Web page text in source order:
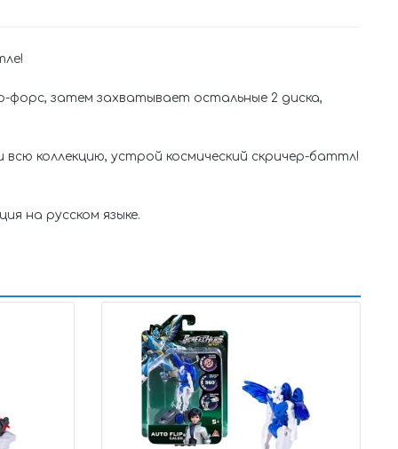
форс, затем захватывает остальные 2 диска,
коллекцию, устрой космический скричер-баттл!
на русском языке.